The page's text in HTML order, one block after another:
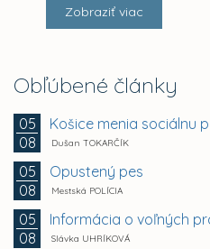
Zobraziť viac
Obľúbené články
05
08
Dušan TOKARČÍK
05
08
Opustený pes
Mestská POLÍCIA
05
08
Informácia o voľných
Slávka UHRÍKOVÁ